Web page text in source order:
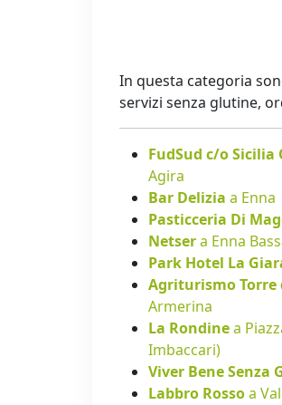
In questa categoria
servizi senza glutine,
FudSud c/o
Agira
Bar Delizia a Enna
Pasticceria Di
Netsera Enna
Park Hotel La
Agriturismo Torre
Armerina
La Rondinea
Imbaccari)
Viver Bene Senza
Labbro Rossoa